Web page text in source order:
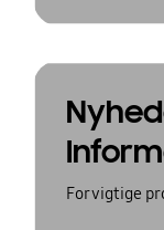
For vigtige